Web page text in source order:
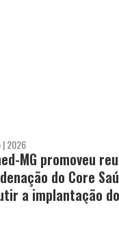
| 2026
MG promoveu
do Core
a implantação